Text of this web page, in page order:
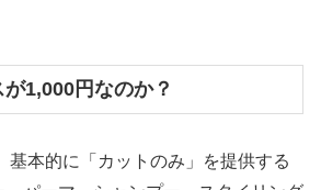
1,000円なのか？
基本的に「カットのみ」を提供する